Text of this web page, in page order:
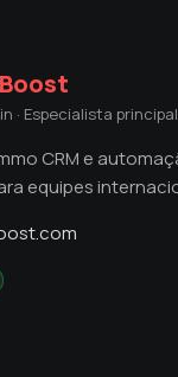
Boost
· Especialista principal
CRM e
equipes